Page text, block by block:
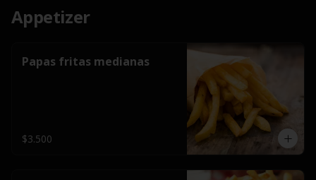
Appetizer
Papas fritas medianas
$3.500